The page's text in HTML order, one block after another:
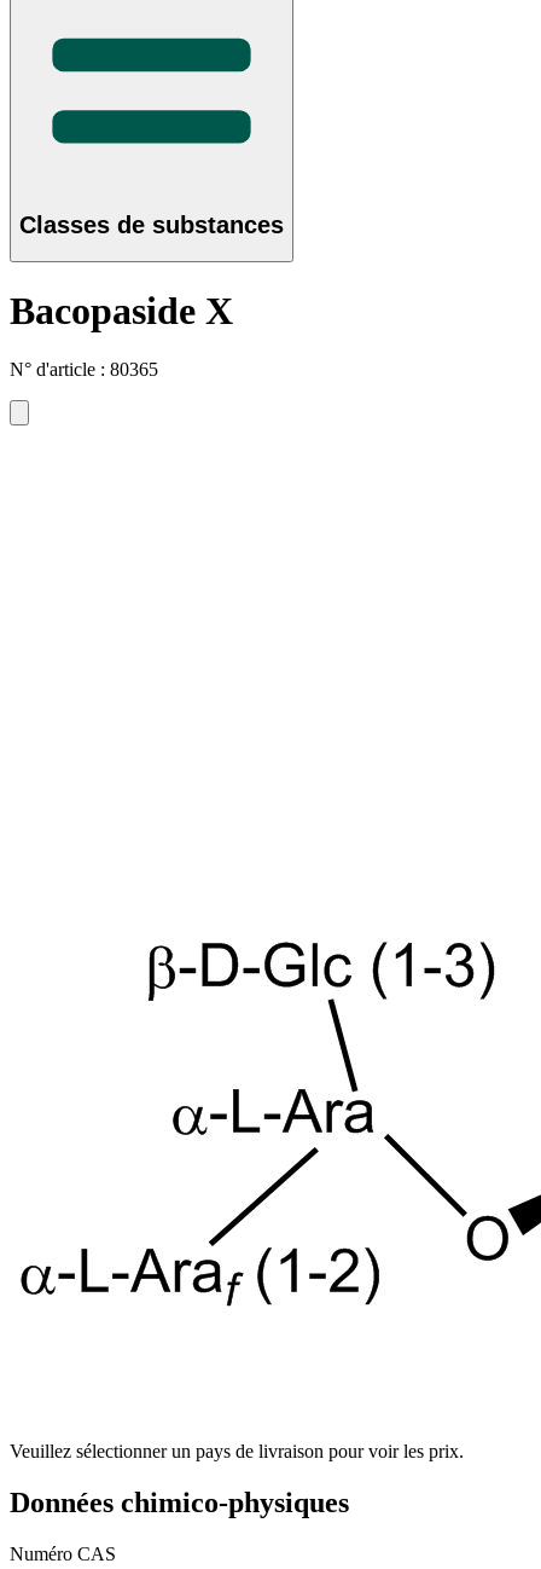
Classes de substances
Bacopaside X
N° d'article : 80365
Veuillez sélectionner un pays de livraison pour voir les prix.
Données chimico-physiques
Numéro CAS